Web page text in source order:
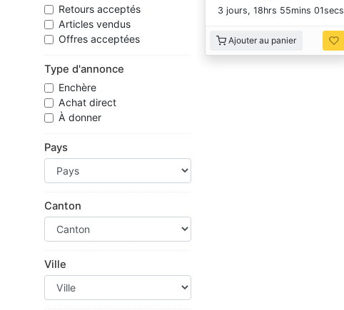
Retours acceptés
Articles vendus
Offres acceptées
Type d'annonce
Enchère
Achat direct
À donner
Pays
Canton
Ville
3 jours, 18hrs 55mins 00secs
Ajouter au panier